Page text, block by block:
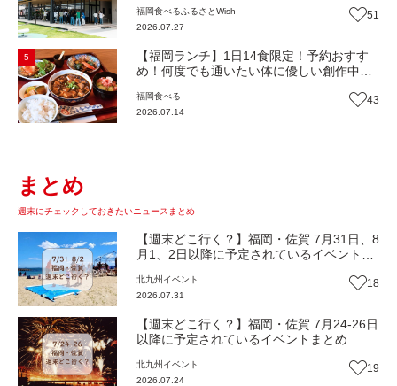
『bound garden』（福岡・新宮町）【まち
歩き】
福岡食べるふるさとWish
2026.07.27
51
5
【福岡ランチ】1日14食限定！予約おすす
め！何度でも通いたい体に優しい創作中華
【まち歩き】
福岡食べる
2026.07.14
43
まとめ
週末にチェックしておきたいニュースまとめ
【週末どこ行く？】福岡・佐賀 7月31日、8
月1、2日以降に予定されているイベントま
北九州 イベント
2026.07.31
18
【週末どこ行く？】福岡・佐賀 7月24-26日
以降に予定されているイベントまとめ
北九州 イベント
2026.07.24
19